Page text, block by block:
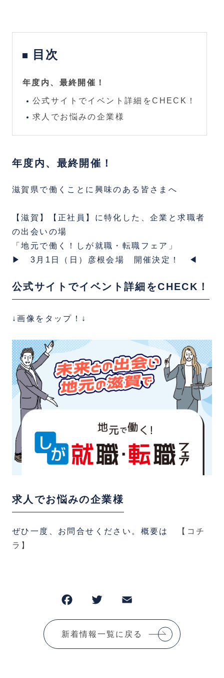
目次
年度内、最終開催！
公式サイトでイベント詳細をCHECK！
求人でお悩みの企業様
年度内、最終開催！
滋賀県で働くことに興味のある皆さまへ
【滋賀】【正社員】に特化した、企業と求職者
の出会いの場
「地元で働く！しが就職・転職フェア」
▶︎ 3月1日（日）彦根会場 開催決定！ ◀︎
公式サイトでイベント詳細をCHECK！
↓画像をタップ！↓
求人でお悩みの企業様
ぜひ一度、お問合せください。概要は
【コチ
ラ】
a
c
e
w
it
te
m
ai
l
有
新着情報一覧に戻る